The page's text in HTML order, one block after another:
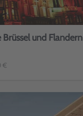
Brüssel und Flandern
€